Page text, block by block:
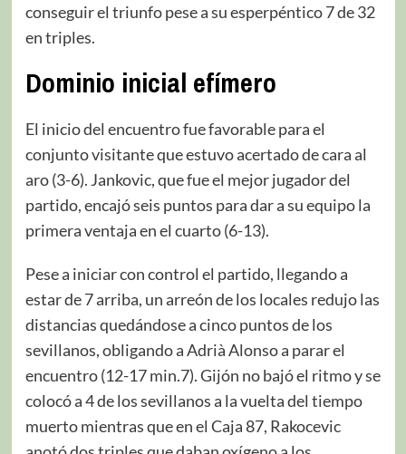
conseguir el triunfo pese a su esperpéntico 7 de 32
en triples.
Dominio inicial efímero
El inicio del encuentro fue favorable para el
conjunto visitante que estuvo acertado de cara al
aro (3-6). Jankovic, que fue el mejor jugador del
partido, encajó seis puntos para dar a su equipo la
primera ventaja en el cuarto (6-13).
Pese a iniciar con control el partido, llegando a
estar de 7 arriba, un arreón de los locales redujo las
distancias quedándose a cinco puntos de los
sevillanos, obligando a Adrià Alonso a parar el
encuentro (12-17 min.7). Gijón no bajó el ritmo y se
colocó a 4 de los sevillanos a la vuelta del tiempo
muerto mientras que en el Caja 87, Rakocevic